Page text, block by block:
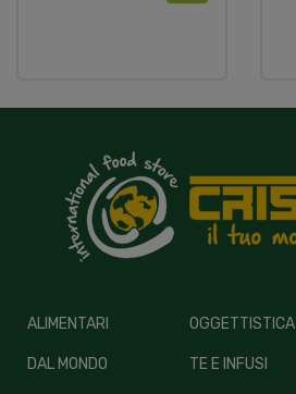
ALIMENTARI
DAL MONDO
OGGETTISTICA
TE E INFUSI